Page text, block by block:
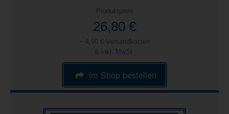
Produktpreis
26,80 €
+ 4,90 € Versandkosten
& inkl. MwSt.
im Shop bestellen